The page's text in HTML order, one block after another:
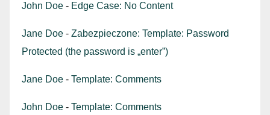
John Doe - Edge Case: No Content
Jane Doe - Zabezpieczone: Template: Password
Protected (the password is „enter”)
Jane Doe - Template: Comments
John Doe - Template: Comments